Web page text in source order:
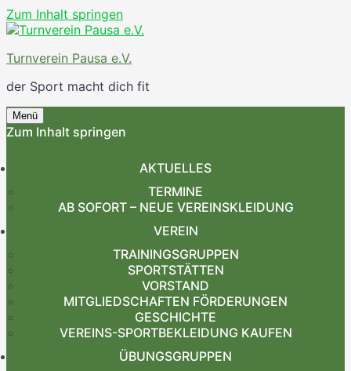
Zum Inhalt springen
Turnverein Pausa e.V.
der Sport macht dich fit
Menü
Zum Inhalt springen
AKTUELLES
TERMINE
AB SOFORT – NEUE VEREINSKLEIDUNG
VEREIN
TRAININGSGRUPPEN
SPORTSTÄTTEN
VORSTAND
MITGLIEDSCHAFTEN FÖRDERUNGEN
GESCHICHTE
VEREINS-SPORTBEKLEIDUNG KAUFEN
ÜBUNGSGRUPPEN